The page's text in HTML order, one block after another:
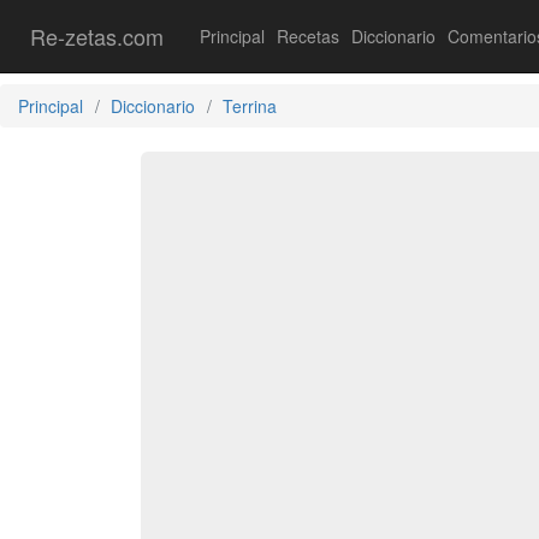
Re-zetas.com Principal Recetas Diccionario
Principal Diccionario Terrina